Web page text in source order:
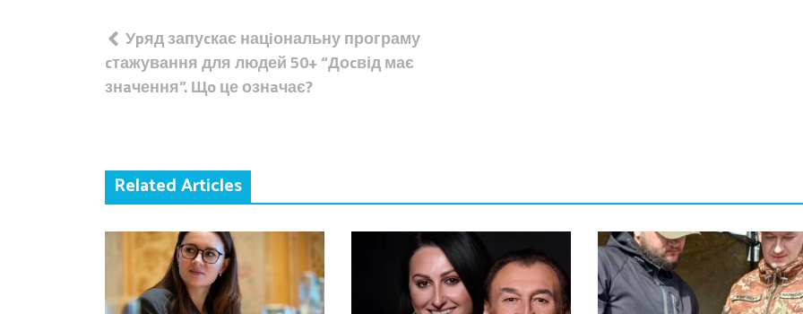
Навігація
записів
Уpяд запуcкає нацiональну програму
cтажування для людей 50+ “Доcвід має
знaчення”. Щo це ознaчає?
Related Articles